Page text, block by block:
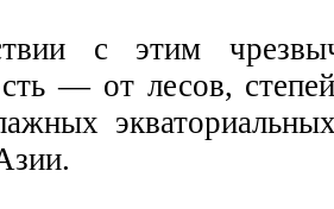
с этим
— от лесов,